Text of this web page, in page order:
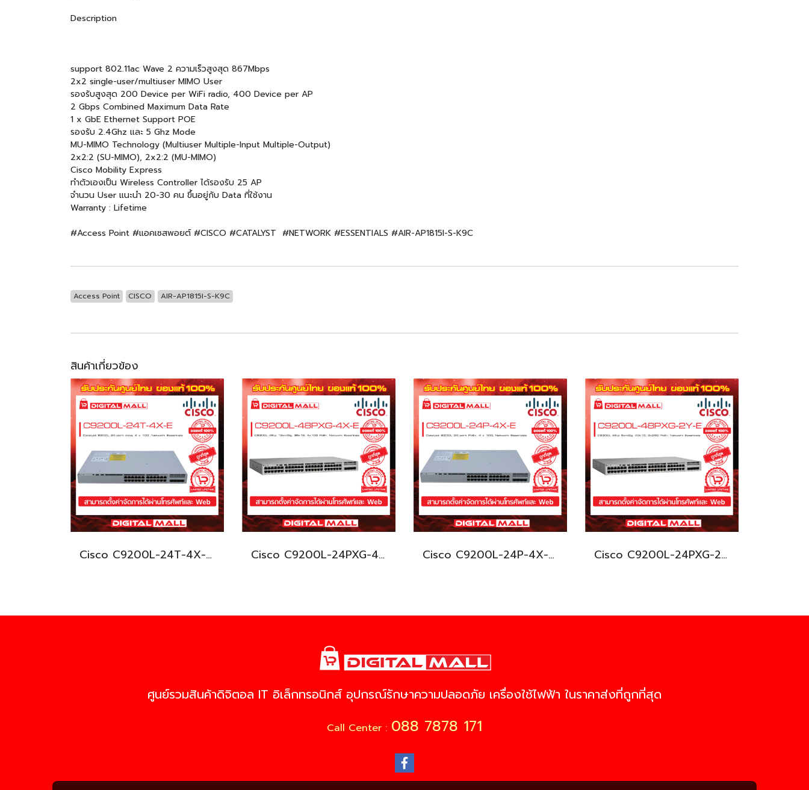
Description
support 802.11ac Wave 2 ความเร็วสูงสุด 867Mbps
2x2 single-user/multiuser MIMO User
รองรับสูงสุด 200 Device per WiFi radio, 400 Device per AP
2 Gbps Combined Maximum Data Rate
1 x GbE Ethernet Support POE
รองรับ 2.4Ghz และ 5 Ghz Mode
MU-MIMO Technology (Multiuser Multiple-Input Multiple-Output)
2x2:2 (SU-MIMO), 2x2:2 (MU-MIMO)
Cisco Mobility Express
ทำตัวเองเป็น Wireless Controller ได้รองรับ 25 AP
จำนวน User แนะนำ 20-30 คน ขึ้นอยู่กับ Data ที่ใช้งาน
Warranty : Lifetime
#Access Point #แอคเซสพอยต์ #CISCO #CATALYST #NETWORK #ESSENTIALS #AIR-AP1815I-S-K9C
Access Point CISCO AIR-AP1815I-S-K9C
สินค้าเกี่ยวข้อง
Cisco C9200L-24T-4X-E อุปกรณ์ขยายสัญญาณ (Gigabit Switch Hub) Cisco C9200L-24PXG-4X-E อุปกรณ์ขยายสัญญาณ (Gigabit Switch Hub) Cisco C9200L-24P-4X-E อุปกรณ์ขยายสัญญาณ (Gigabit Switch Hub) Cisco C9200L-24PXG-2Y-E อุปกรณ์ขยายสัญญาณ (Gigabit Switch Hub)
ศูนย์รวมสินค้าดิจิตอล IT อิเล็กทรอนิกส์ อุปกรณ์รักษาความปลอดภัย เครื่องใช้ไฟฟ้า ในราคาส่งที่ถูกที่สุด
Call Center : 088 7878 171